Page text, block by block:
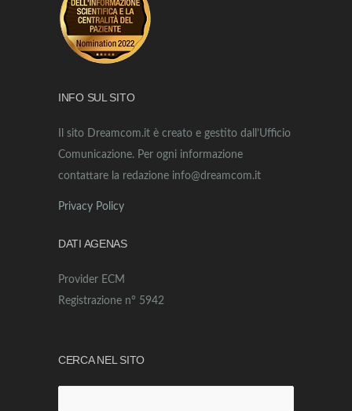
INFO SUL SITO
Il sito Dreamcom.it è creato e gestito dall’Ufficio
Comunicazione. Per ogni informazione
contattare la redazione info@dreamcom.it
Privacy Policy
DATI AGENAS
Provider ECM
Registrazione n° 5942
CERCA NEL SITO